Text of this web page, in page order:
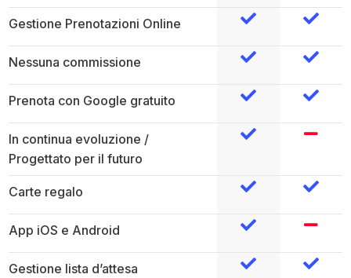
Gestione Prenotazioni Online
Nessuna commissione
Prenota con Google gratuito
In continua evoluzione /
Progettato per il futuro
Carte regalo
App iOS e Android
Gestione lista d’attesa